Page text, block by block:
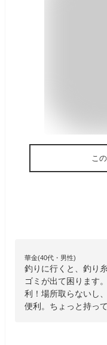
こ
華金(40代・男性)
釣りに行くと、釣り
ゴミが出て困ります
利！場所取らないし
便利。ちょっと持っ